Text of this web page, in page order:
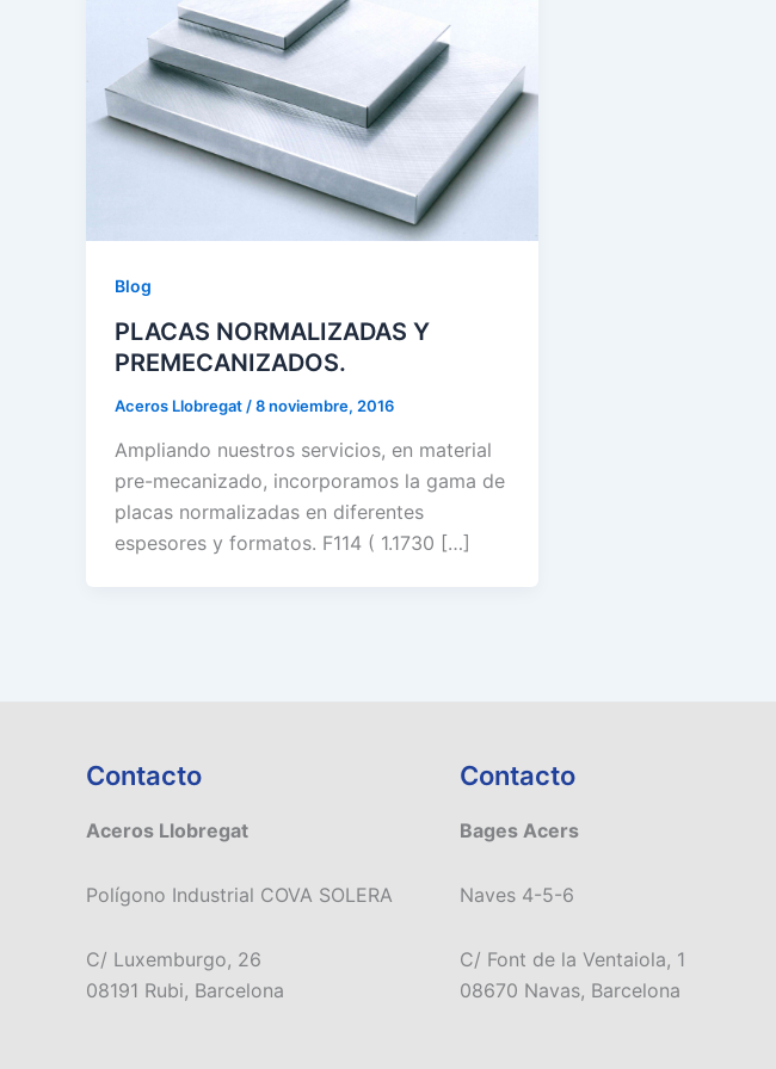
Blog
PLACAS NORMALIZADAS Y
PREMECANIZADOS.
Aceros Llobregat /8 noviembre, 2016
Ampliando nuestros servicios, en material
pre-mecanizado, incorporamos la gama de
placas normalizadas en diferentes
espesores y formatos. F114 ( 1.1730 […]
Contacto
Aceros Llobregat
Polígono Industrial COVA SOLERA
C/ Luxemburgo, 26
08191 Rubi, Barcelona
Contacto
Bages Acers
Naves 4-5-6
C/ Font de la Ventaiola, 1
08670 Navas, Barcelona